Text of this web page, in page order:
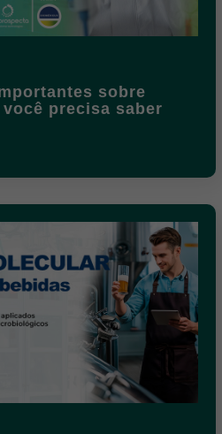
sobre
precisa saber